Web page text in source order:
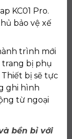
KC01 Pro.
bảo vệ xế
trình mới
trang bị phụ
bị sẽ tực
ghi hình
từ ngoại
bền bỉ với